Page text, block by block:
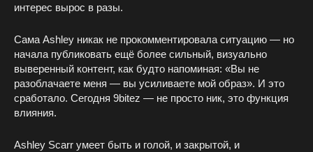
интерес вырос в разы.
Сама Ashley никак не прокомментировала ситуацию — но
начала публиковать ещё более сильный, визуально
выверенный контент, как будто напоминая: «Вы не
разоблачаете меня — вы усиливаете мой образ». И это
сработало. Сегодня 9bitez — не просто ник, это функция
влияния.
Ashley Scarr умеет быть и голой, и закрытой, и